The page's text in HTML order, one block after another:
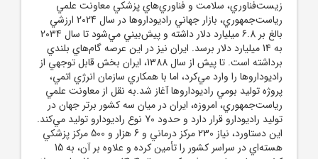
زيست‌فناوري، سلامت و فناوري‌هاي پزشکي معاونت علمي
رياست‌جمهوري، بازار جهاني راديوداروها در سال 2024 ارزشي
بالغ بر 6.8 ميليارد دلار داشته و پيش‌بيني مي‌شود تا سال 2034
به 14 ميليارد دلار برسد. ايران نيز در اين عرصه گام‌هاي بلندي
برداشته است. تا پيش از سال 1388، ايران بخش قابل توجهي از
راديوداروها را وارد مي‌کرد، اما با همکاري سازمان انرژي اتمي،
پروژه توليد بومي راديوداروها آغاز شد.به نقل از معاونت علمي
رياست‌جمهوري، امروزه، ايران در ميان سه کشور برتر جهان در
توليد راديودارو قرار دارد و حدود 70 نوع راديودارو توليد مي‌کند.
اين دستاورد، نياز 230 مرکز درماني و 6 هزار و 500 مرکز پزشکي
هسته‌اي در سراسر کشور را تأمين کرده و علاوه بر آن، به 15